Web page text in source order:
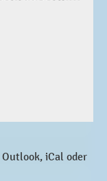
iCal oder